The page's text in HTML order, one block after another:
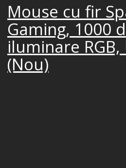
Mouse cu fir
Gaming, 1000
iluminare RGB,
(Nou)